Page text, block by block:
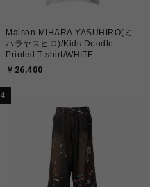
Maison MIHARA YASUHIRO(ミ
ハラヤスヒロ)/Kids Doodle
Printed T-shirt/WHITE
￥26,400
4